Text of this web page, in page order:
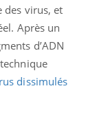
des virus, et
Après un
d’ADN
dissimulés